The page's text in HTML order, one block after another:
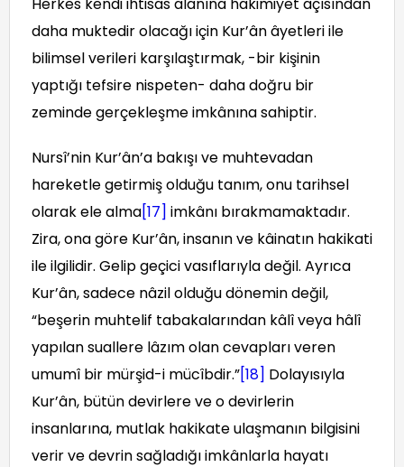
daha muktedir olacağı için Kur’ân âyetleri ile
bilimsel verileri karşılaştırmak, -bir kişinin
yaptığı tefsire nispeten- daha doğru bir
zeminde gerçekleşme imkânına sahiptir.
Nursî’nin Kur’ân’a bakışı ve muhtevadan
hareketle getirmiş olduğu tanım, onu tarihsel
olarak ele alma[17] imkânı bırakmamaktadır.
Zira, ona göre Kur’ân, insanın ve kâinatın hakikati
ile ilgilidir. Gelip geçici vasıflarıyla değil. Ayrıca
Kur’ân, sadece nâzil olduğu dönemin değil,
“beşerin muhtelif tabakalarından kâlî veya hâlî
yapılan suallere lâzım olan cevapları veren
umumî bir mürşid-i mücîbdir.”[18] Dolayısıyla
Kur’ân, bütün devirlere ve o devirlerin
insanlarına, mutlak hakikate ulaşmanın bilgisini
verir ve devrin sağladığı imkânlarla hayatı